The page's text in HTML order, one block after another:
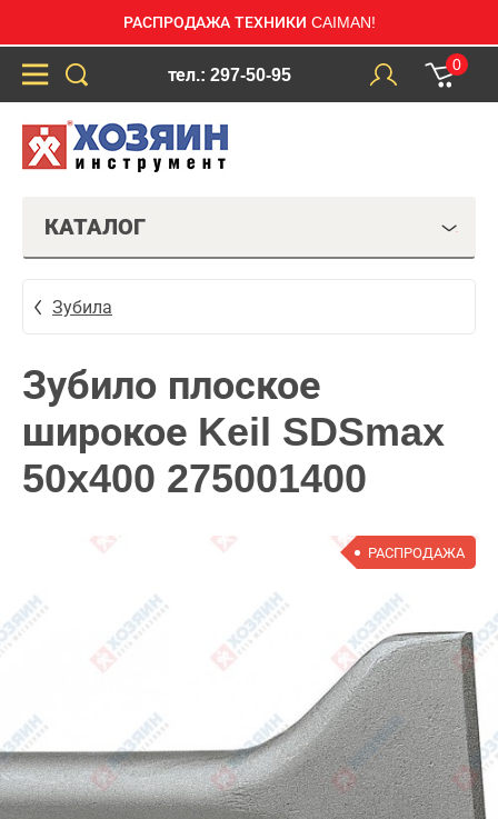
РАСПРОДАЖА ТЕХНИКИ CAIMAN!
тел.: 297-50-95
0
КАТАЛОГ
Зубила
Зубило плоское
широкое Keil SDSmax
50x400 275001400
РАСПРОДАЖА